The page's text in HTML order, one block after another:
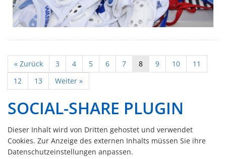
« Zurück 3 4 5 6 7 8 9 10
11
12
13 Weiter »
SOCIAL-SHARE PLUGIN
Dieser Inhalt wird von Dritten gehostet und verwendet
Cookies. Zur Anzeige des externen Inhalts müssen Sie ihre
Datenschutzeinstellungen anpassen.